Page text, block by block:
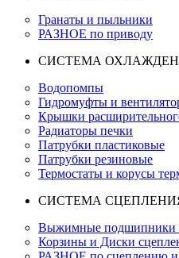
Гранаты и пыльники
РАЗНОЕ по приводу
СИСТЕМА
Водопомпы
Гидромуфты и
Крышки
Радиаторы печки
Патрубки пластиковые
Патрубки резиновые
Термостаты и корусы
СИСТЕМА
Выжимные подшипники
Корзины и Диски